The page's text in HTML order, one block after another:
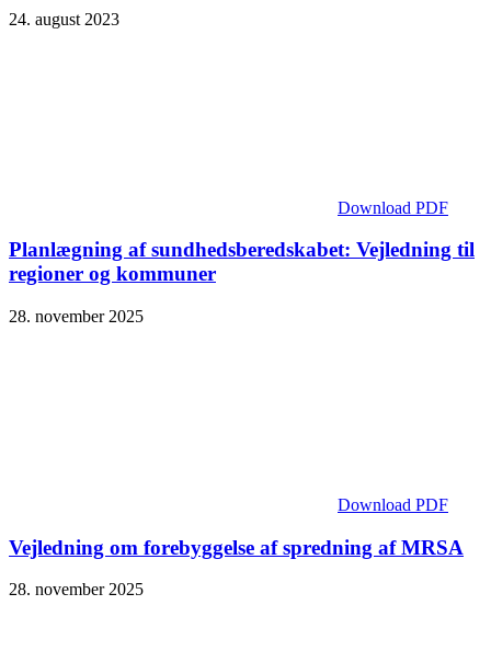
24. august 2023
Download PDF
Planlægning af sundhedsberedskabet: Vejledning til
regioner og kommuner
28. november 2025
Download PDF
Vejledning om forebyggelse af spredning af MRSA
28. november 2025